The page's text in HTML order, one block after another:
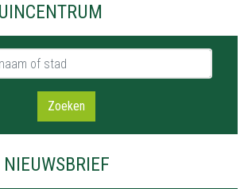
of stad
Zoeken